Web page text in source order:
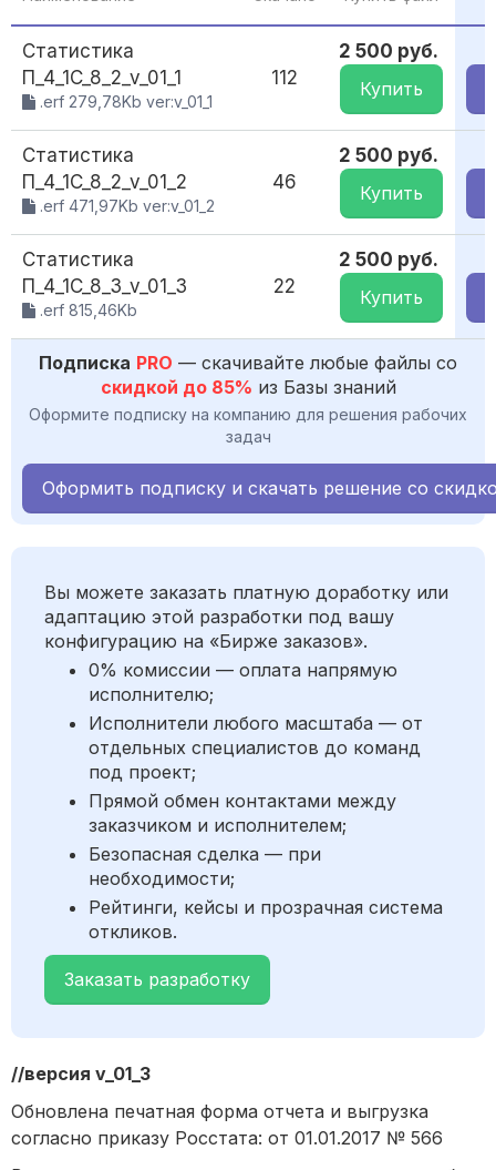
Статистика
П_4_1C_8_2_v_01_1
.erf 279,78Kb ver:v_01_1
112
2 500 руб.
Купить
Статистика
П_4_1C_8_2_v_01_2
.erf 471,97Kb ver:v_01_2
46
2 500 руб.
Купить
Статистика
П_4_1C_8_3_v_01_3
.erf 815,46Kb
22
2 500 руб.
Купить
Подписка PRO — скачивайте любые файлы со
скидкой до 85% из Базы знаний
Оформите подписку на компанию для решения рабочих
задач
Оформить подписку и скачать решение со
Вы можете заказать платную доработку или
адаптацию этой разработки под вашу
конфигурацию на «Бирже заказов».
0% комиссии — оплата напрямую
исполнителю;
Исполнители любого масштаба — от
отдельных специалистов до команд
под проект;
Прямой обмен контактами между
заказчиком и исполнителем;
Безопасная сделка — при
необходимости;
Рейтинги, кейсы и прозрачная система
откликов.
Заказать разработку
//версия v_01_3
Обновлена печатная форма отчета и выгрузка
согласно приказу Росстата: от 01.01.2017 № 566